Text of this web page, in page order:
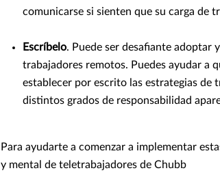
comunicarse si sienten que su carga de
Escríbelo. Puede ser desafiante adoptar
trabajadores remotos. Puedes ayudar a
establecer por escrito las estrategias de
distintos grados de responsabilidad
Para ayudarte a comenzar a implementar
y mental de teletrabajadores de Chubb